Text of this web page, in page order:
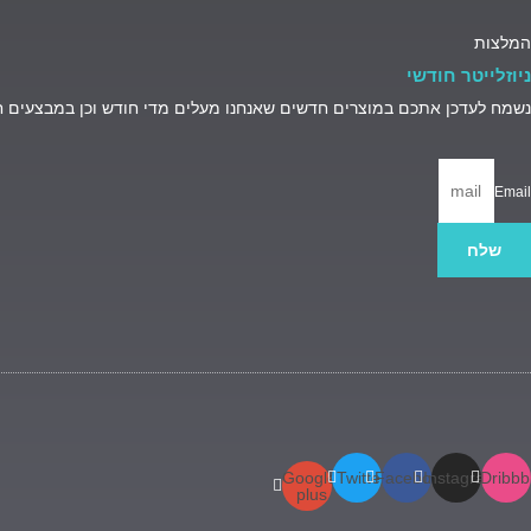
המלצות
ניוזלייטר חודשי
נשמח לעדכן אתכם במוצרים חדשים שאנחנו מעלים מדי חודש וכן
Email
שלח
Instagram
Facebook
Twitter
Google-
plus